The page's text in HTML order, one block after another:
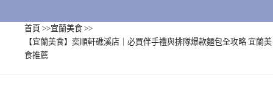
首頁 >>宜蘭美食 >>
【宜蘭美食】奕順軒礁溪店｜必買伴手禮與排隊爆款麵包全攻略 宜蘭美
食推薦